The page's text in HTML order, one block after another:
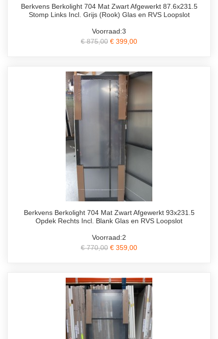
Berkvens Berkolight 704 Mat Zwart Afgewerkt 87.6x231.5
Stomp Links Incl. Grijs (Rook) Glas en RVS Loopslot
Voorraad:3
€ 875,00 € 399,00
Berkvens Berkolight 704 Mat Zwart Afgewerkt 93x231.5
Opdek Rechts Incl. Blank Glas en RVS Loopslot
Voorraad:2
€ 770,00 € 359,00